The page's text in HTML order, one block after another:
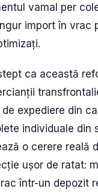
vamal per
import în vrac
ca această
expediere din
individuale din
o cerere reală
ușor de ratat:
într-un depozit